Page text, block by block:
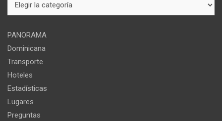
del
PANORAMA
Dominicana
Transporte
Hoteles
Estadísticas
Lugares
Preguntas